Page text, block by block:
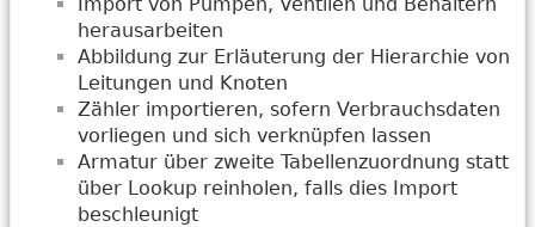
herausarbeiten
Abbildung zur Erläuterung der Hierarchie von
Leitungen und Knoten
Zähler importieren, sofern Verbrauchsdaten
vorliegen und sich verknüpfen lassen
Armatur über zweite Tabellenzuordnung statt
über Lookup reinholen, falls dies Import
beschleunigt